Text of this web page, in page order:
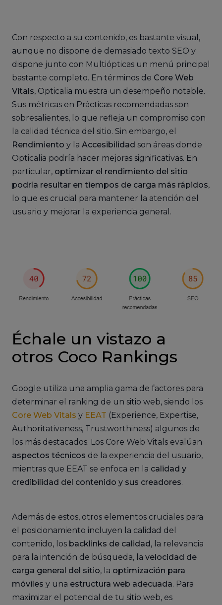
Con respecto a su contenido, es bastante visual,
aunque no dispone de demasiado texto SEO y
dispone junto con Multiópticas un menú principal
bastante completo. En términos de Core Web
Vitals, Opticalia muestra un desempeño notable.
Sus métricas en Prácticas recomendadas son
sobresalientes, lo que refleja un compromiso con
la calidad técnica del sitio. Sin embargo, el
Rendimiento y la Accesibilidad son áreas donde
Opticalia podría hacer mejoras significativas. En
particular, optimizar el rendimiento del sitio
podría resultar en tiempos de carga más rápidos,
lo que es crucial para mantener la atención del
usuario y mejorar la experiencia general.
Échale un vistazo a
otros Coco Rankings
Google utiliza una amplia gama de factores para
determinar el ranking de un sitio web, siendo los
Core Web Vitals y EEAT (Experience, Expertise,
Authoritativeness, Trustworthiness) algunos de
los más destacados. Los Core Web Vitals evalúan
aspectos técnicos de la experiencia del usuario,
mientras que EEAT se enfoca en la calidad y
credibilidad del contenido y sus creadores.
Además de estos, otros elementos cruciales para
el posicionamiento incluyen la calidad del
contenido, los backlinks de calidad, la relevancia
para la intención de búsqueda, la velocidad de
carga general del sitio, la optimización para
móviles y una estructura web adecuada. Para
maximizar el potencial de tu sitio web, es